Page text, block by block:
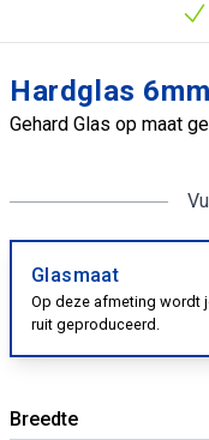
Hardglas
Gehard Glas op maat
Glasmaat
Op deze afmeting wordt
ruit geproduceerd.
Breedte